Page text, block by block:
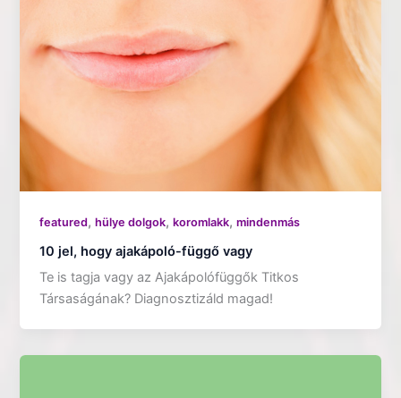
featured,hülye dolgok,koromlakk,mindenmás
10 jel, hogy ajakápoló-függő vagy
Te is tagja vagy az Ajakápolófüggők Titkos
Társaságának? Diagnosztizáld magad!